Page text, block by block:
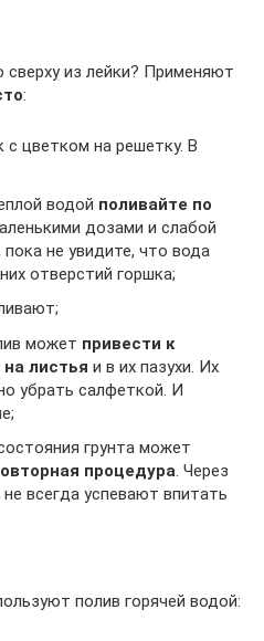
из лейки? Применяют
:
с цветком на решетку. В
водой поливайте по
дозами и слабой
не увидите, что вода
отверстий горшка;
может привести к
листья и в их пазухи. Их
убрать салфеткой. И
грунта может
процедура. Через
всегда успевают впитать
полив горячей водой: